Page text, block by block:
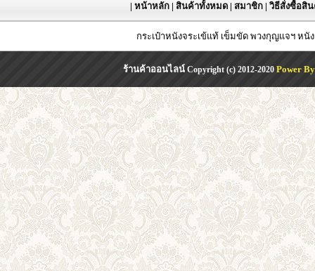
| หน้าหลัก | สินค้าทั้งหมด | สมาชิก | วิธีสั่งซื้อสิ
กระเป๋าหนังจระเข้แท้ เข็มขัด พวงกุญแจฯ หนัง
ร้านค้าออนไลน์Copyright (c) 2012-2020 Power